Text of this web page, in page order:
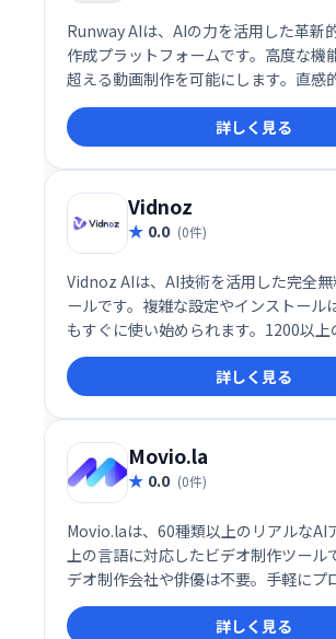
Runway AIは、AIの力を活用した革新
作成プラットフォームです。高度な機
超える動画制作を可能にします。直感
ェースで、プロフェッショナルから初
性を自由に表現できます。動画編集や
新たな表現方法の開拓に最適です。
詳しく見る
Vidnoz
0.0 (0件)
Vidnoz AIは、AI技術を活用した完全
ールです。複雑な設定やインストール
もすぐに使い始められます。1200以上
1240以上のリアルなAI音声、2800以
トを活用して、わずか1分でプロ品質の
能です。
詳しく見る
Movio.la
0.0 (0件)
Movio.laは、60種類以上のリアルなAI
上の言語に対応したビデオ制作ツール
デオ制作会社や俳優は不要。手軽にプ
動画を作成できます。時間とコストを
独自のビデオスタジオを手に入れましょ
詳しく見る